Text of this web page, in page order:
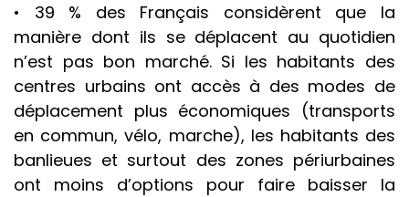
• 39 % des Français considèrent que la
manière dont ils se déplacent au quotidien
n’est pas bon marché. Si les habitants des
centres urbains ont accès à des modes de
déplacement plus économiques (transports
en commun, vélo, marche), les habitants des
banlieues et surtout des zones périurbaines
ont moins d’options pour faire baisser la